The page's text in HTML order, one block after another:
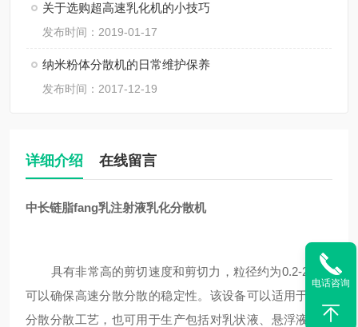
关于选购超高速乳化机的小技巧
发布时间：2019-01-17
纳米粉体分散机的日常维护保养
发布时间：2017-12-19
详细介绍 在线留言
中长链脂fang乳注射液乳化分散机
具有非常高的剪切速度和剪切力，粒径约为0.2-2微米
可以确保高速分散分散的稳定性。该设备可以适用于各种
分散分散工艺，也可用于生产包括对乳状液、悬浮液和胶
电话咨询